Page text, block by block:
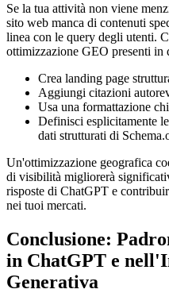
Se la tua attività non viene
sito web manca di contenuti
linea con le query degli utenti.
ottimizzazione GEO presenti in
Crea landing page
Aggiungi citazioni
Usa una formattazione
Definisci esplicitamente
dati strutturati di
Un'ottimizzazione geografica
di visibilità migliorerà
risposte di ChatGPT e
nei tuoi mercati.
Conclusione:
in ChatGPT e
Generativa